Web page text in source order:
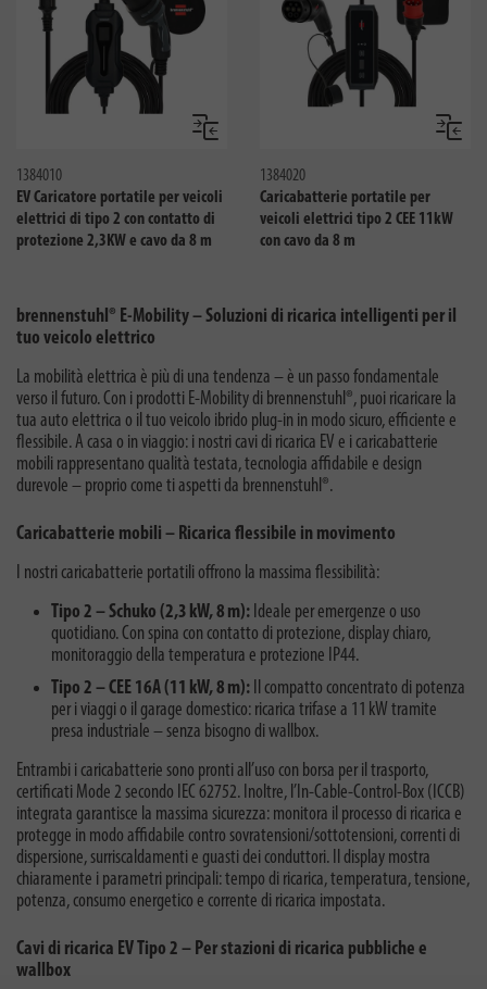
Confronta
1384010
EV Caricatore portatile per veicoli
elettrici di tipo 2 con contatto di
protezione 2,3KW e cavo da 8 m
1384020
Caricabatterie portatile per
veicoli elettrici tipo 2 CEE 11kW
con cavo da 8 m
brennenstuhl® E-Mobility – Soluzioni di ricarica intelligenti per il
tuo veicolo elettrico
La mobilità elettrica è più di una tendenza – è un passo fondamentale
verso il futuro. Con i prodotti E-Mobility di brennenstuhl®, puoi ricaricare la
tua auto elettrica o il tuo veicolo ibrido plug-in in modo sicuro, efficiente e
flessibile. A casa o in viaggio: i nostri cavi di ricarica EV e i caricabatterie
mobili rappresentano qualità testata, tecnologia affidabile e design
durevole – proprio come ti aspetti da brennenstuhl®.
Caricabatterie mobili – Ricarica flessibile in movimento
I nostri caricabatterie portatili offrono la massima flessibilità:
Tipo 2 – Schuko (2,3 kW, 8 m): Ideale per emergenze o uso
quotidiano. Con spina con contatto di protezione, display chiaro,
monitoraggio della temperatura e protezione IP44.
Tipo 2 – CEE 16A (11 kW, 8 m): Il compatto concentrato di potenza
per i viaggi o il garage domestico: ricarica trifase a 11 kW tramite
presa industriale – senza bisogno di wallbox.
Entrambi i caricabatterie sono pronti all’uso con borsa per il trasporto,
certificati Mode 2 secondo IEC 62752. Inoltre, l’In-Cable-Control-Box (ICCB)
integrata garantisce la massima sicurezza: monitora il processo di ricarica e
protegge in modo affidabile contro sovratensioni/sottotensioni, correnti di
dispersione, surriscaldamenti e guasti dei conduttori. Il display mostra
chiaramente i parametri principali: tempo di ricarica, temperatura, tensione,
potenza, consumo energetico e corrente di ricarica impostata.
Cavi di ricarica EV Tipo 2 – Per stazioni di ricarica pubbliche e
wallbox